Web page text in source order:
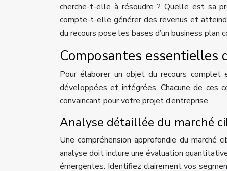
cherche-t-elle à résoudre ? Quelle est sa
compte-t-elle générer des revenus et
du recours pose les bases d’un business plan
Composantes essentielles
Pour élaborer un objet du recours complet
développées et intégrées. Chacune de ces
convaincant pour votre projet d’entreprise.
Analyse détaillée du marché
Une compréhension approfondie du
analyse doit inclure une évaluation
émergentes. Identifiez clairement vos